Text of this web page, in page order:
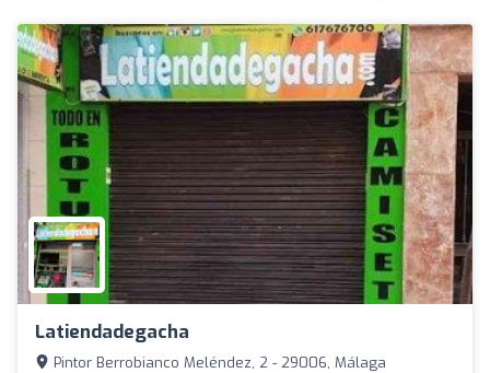
Latiendadegacha
Pintor Berrobianco Meléndez, 2 - 29006, Málaga